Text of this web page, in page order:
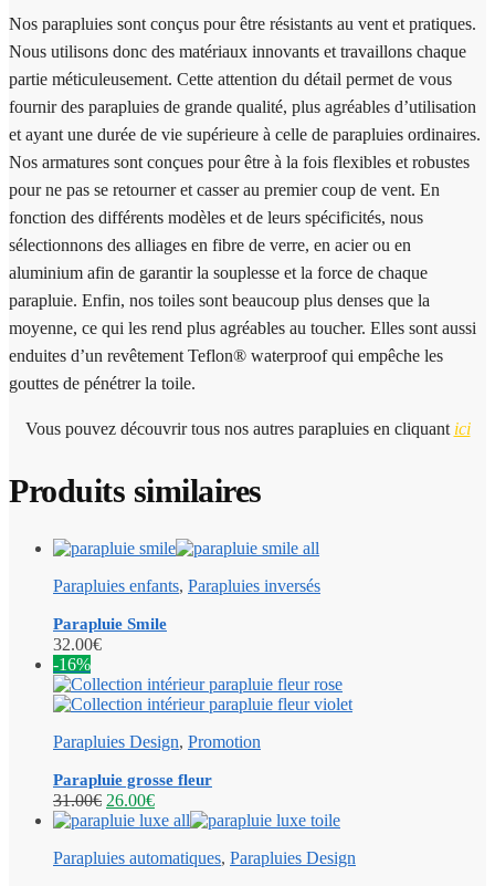
Nos parapluies sont conçus pour être résistants au vent et pratiques.
Nous utilisons donc des matériaux innovants et travaillons chaque
partie méticuleusement. Cette attention du détail permet de vous
fournir des parapluies de grande qualité, plus agréables d’utilisation
et ayant une durée de vie supérieure à celle de parapluies ordinaires.
Nos armatures sont conçues pour être à la fois flexibles et robustes
pour ne pas se retourner et casser au premier coup de vent. En
fonction des différents modèles et de leurs spécificités, nous
sélectionnons des alliages en fibre de verre, en acier ou en
aluminium afin de garantir la souplesse et la force de chaque
parapluie. Enfin, nos toiles sont beaucoup plus denses que la
moyenne, ce qui les rend plus agréables au toucher. Elles sont aussi
enduites d’un revêtement Teflon® waterproof qui empêche les
gouttes de pénétrer la toile.
Vous pouvez découvrir tous nos autres parapluies en cliquant ici
Produits similaires
Parapluies enfants, Parapluies inversés
Parapluie Smile
32.00€
-16%
Parapluies Design, Promotion
Parapluie grosse fleur
31.00€ 26.00€
Parapluies automatiques, Parapluies Design